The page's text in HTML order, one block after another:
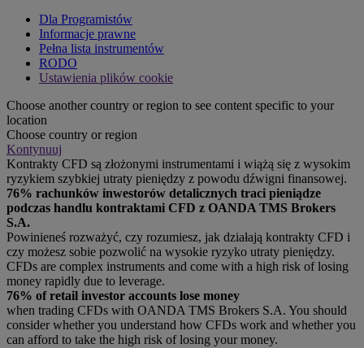
Dla Programistów
Informacje prawne
Pełna lista instrumentów
RODO
Ustawienia plików cookie
Choose another country or region to see content specific to your
location
Choose country or region
Kontynuuj
Kontrakty CFD są złożonymi instrumentami i wiążą się z wysokim
ryzykiem szybkiej utraty pieniędzy z powodu dźwigni finansowej.
76% rachunków inwestorów detalicznych traci pieniądze
podczas handlu kontraktami CFD z OANDA TMS Brokers
S.A.
Powinieneś rozważyć, czy rozumiesz, jak działają kontrakty CFD i
czy możesz sobie pozwolić na wysokie ryzyko utraty pieniędzy.
CFDs are complex instruments and come with a high risk of losing
money rapidly due to leverage.
76% of retail investor accounts lose money
when trading CFDs with OANDA TMS Brokers S.A. You should
consider whether you understand how CFDs work and whether you
can afford to take the high risk of losing your money.